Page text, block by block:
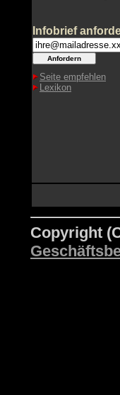
Infobrief
Seite empfehlen
Lexikon
Copyright